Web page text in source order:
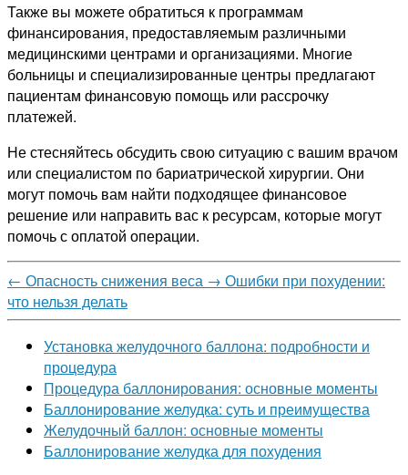
Также вы можете обратиться к программам
финансирования, предоставляемым различными
медицинскими центрами и организациями. Многие
больницы и специализированные центры предлагают
пациентам финансовую помощь или рассрочку
платежей.
Не стесняйтесь обсудить свою ситуацию с вашим врачом
или специалистом по бариатрической хирургии. Они
могут помочь вам найти подходящее финансовое
решение или направить вас к ресурсам, которые могут
помочь с оплатой операции.
← Опасность снижения веса → Ошибки при похудении:
что нельзя делать
Установка желудочного баллона: подробности и
процедура
Процедура баллонирования: основные моменты
Баллонирование желудка: суть и преимущества
Желудочный баллон: основные моменты
Баллонирование желудка для похудения